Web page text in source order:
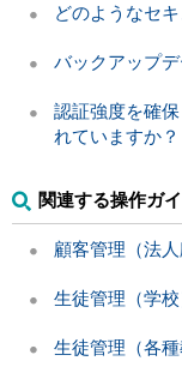
どのようなセ
バックアップ
認証強度を確
れていますか？
関連する操作ガ
顧客管理（法
生徒管理（学
生徒管理（各